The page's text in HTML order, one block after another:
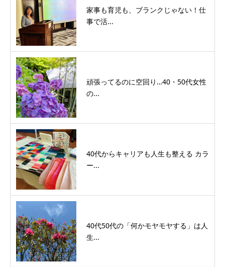
家事も育児も、ブランクじゃない！仕
事で活...
頑張ってるのに空回り…40・50代女性
の...
40代からキャリアも人生も整える カラ
ー...
40代50代の「何かモヤモヤする」は人
生...